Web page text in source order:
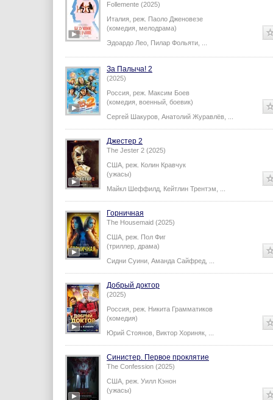
Follemente (2025)
Италия, реж. Паоло Дженовезе
(комедия, мелодрама)
Эдоардо Лео Пилар Фольяти
За Палыча! 2
(2025)
Россия, реж. Максим Боев
(комедия, военный, боевик)
Сергей Шакуров Анатолий Журавлёв
Джестер 2
The Jester 2 (2025)
США, реж. Колин Кравчук
(ужасы)
Майкл Шеффилд Кейтлин Трентэм
Горничная
The Housemaid (2025)
США, реж. Пол Фиг
(триллер, драма)
Сидни Суини Аманда Сайфред
Добрый доктор
(2025)
Россия, реж. Никита Грамматиков
(комедия)
Юрий Стоянов Виктор Хориняк
Синистер. Первое проклятие
The Confession (2025)
США, реж. Уилл Кэнон
(ужасы)